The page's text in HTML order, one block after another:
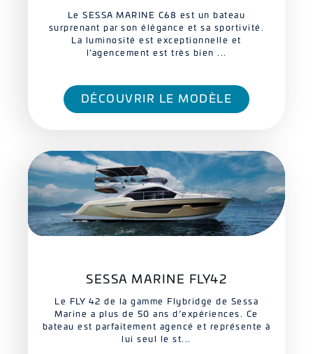
Le SESSA MARINE C68 est un bateau
surprenant par son élégance et sa sportivité.
La luminosité est exceptionnelle et
l’agencement est très bien ...
DÉCOUVRIR LE MODÈLE
SESSA MARINE FLY42
Le FLY 42 de la gamme Flybridge de Sessa
Marine a plus de 50 ans d’expériences. Ce
bateau est parfaitement agencé et représente à
lui seul le st...